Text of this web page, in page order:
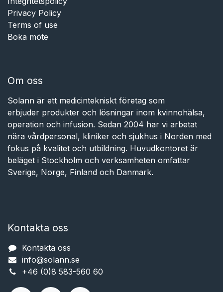
Privacy Policy
Terms of use
Boka möte
Om oss
Solann är ett medicintekniskt företag som
erbjuder produkter och lösningar inom kvinnohälsa,
operation och infusion. Sedan 2004 har vi arbetat
nära vårdpersonal, kliniker och sjukhus i Norden med
fokus på kvalitet och utbildning. Huvudkontoret är
beläget i Stockholm och verksamheten omfattar
Sverige, Norge, Finland och Danmark.
Kontakta oss
Kontakta oss
info@solann.se​​​​​​
+46 (0)8 583-560 60